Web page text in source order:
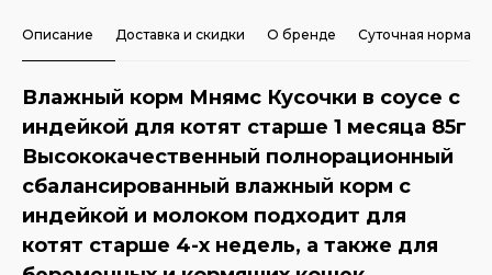
Описание Доставка и скидки О бренде Суточная норма
Влажный корм Мнямс Кусочки в соусе с
индейкой для котят старше 1 месяца 85г
Высококачественный полнорационный
сбалансированный влажный корм с
индейкой и молоком подходит для
котят старше 4-х недель, а также для